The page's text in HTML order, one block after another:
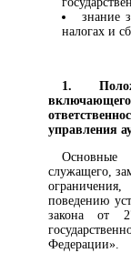
знание
налогах и
1.
управления
Основные
служащего,
поведению
закона
Федерации».